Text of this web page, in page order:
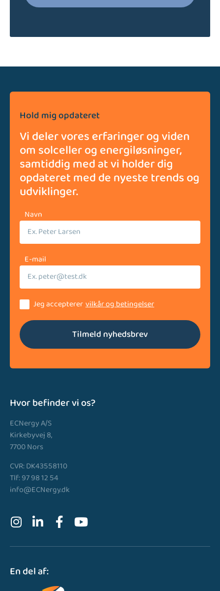
Hold mig opdateret
Vi deler vores erfaringer og viden
om solceller og energiløsninger,
samtiddig med at vi holder dig
opdateret med de nyeste trends og
udviklinger.
Navn
E-mail
Jeg accepterer vilkår og betingelser
Tilmeld nyhedsbrev
Hvor befinder vi os?
ECNergy A/S
Kirkebyvej 8,
7700 Nors
CVR: DK43558110
Tlf: 97 98 12 54
info@ECNergy.dk
En del af: